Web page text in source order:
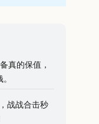
真的保值，
战战合击秒